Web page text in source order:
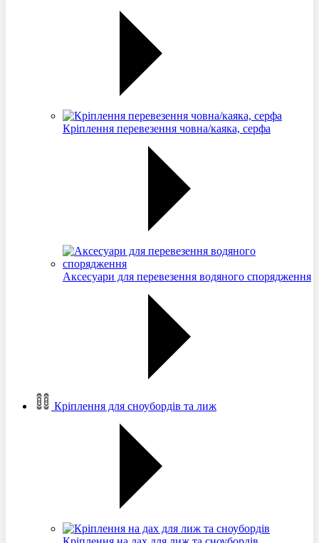
Кріплення перевезення човна/каяка, серфа
Аксесуари для перевезення водяного спорядження
Кріплення для сноубордів та лиж